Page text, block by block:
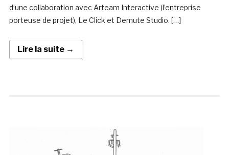
d’une collaboration avec Arteam Interactive (l’entreprise
porteuse de projet), Le Click et Demute Studio. […]
Lire la suite →